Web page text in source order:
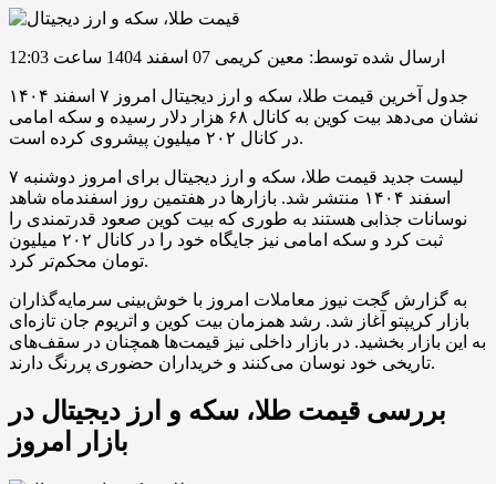
ارسال شده توسط: معین کریمی 07 اسفند 1404 ساعت 12:03
جدول آخرین قیمت طلا، سکه و ارز دیجیتال امروز ۷ اسفند ۱۴۰۴
نشان می‌دهد بیت کوین به کانال ۶۸ هزار دلار رسیده و سکه امامی
در کانال ۲۰۲ میلیون پیشروی کرده است.
لیست جدید قیمت طلا، سکه و ارز دیجیتال برای امروز دوشنبه ۷
اسفند ۱۴۰۴ منتشر شد. بازارها در هفتمین روز اسفندماه شاهد
نوسانات جذابی هستند به طوری که بیت کوین صعود قدرتمندی را
ثبت کرد و سکه امامی نیز جایگاه خود را در کانال ۲۰۲ میلیون
تومان محکم‌تر کرد.
به گزارش گجت نیوز معاملات امروز با خوش‌بینی سرمایه‌گذاران
بازار کریپتو آغاز شد. رشد همزمان بیت کوین و اتریوم جان تازه‌ای
به این بازار بخشید. در بازار داخلی نیز قیمت‌ها همچنان در سقف‌های
تاریخی خود نوسان می‌کنند و خریداران حضوری پررنگ دارند.
بررسی قیمت طلا، سکه و ارز دیجیتال در
بازار امروز